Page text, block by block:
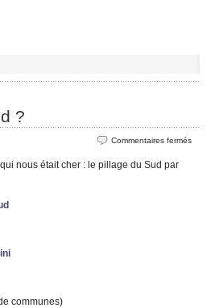
?
Commentaires ferméssur
nous était cher : le pillage du Sud par
communes)